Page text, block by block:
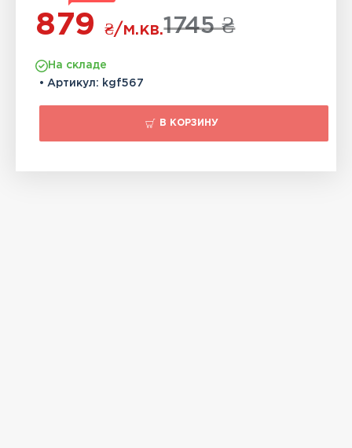
1745 ₴
879₴/м.кв.
На складе
• Артикул: kgf567
В КОРЗИНУ